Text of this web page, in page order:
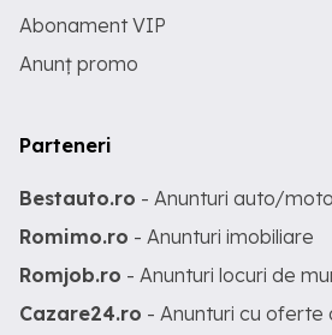
Abonament VIP
Anunț promo
Parteneri
Bestauto.ro - Anunturi auto/moto
Romimo.ro - Anunturi imobiliare
Romjob.ro - Anunturi locuri de
Cazare24.ro - Anunturi cu oferte